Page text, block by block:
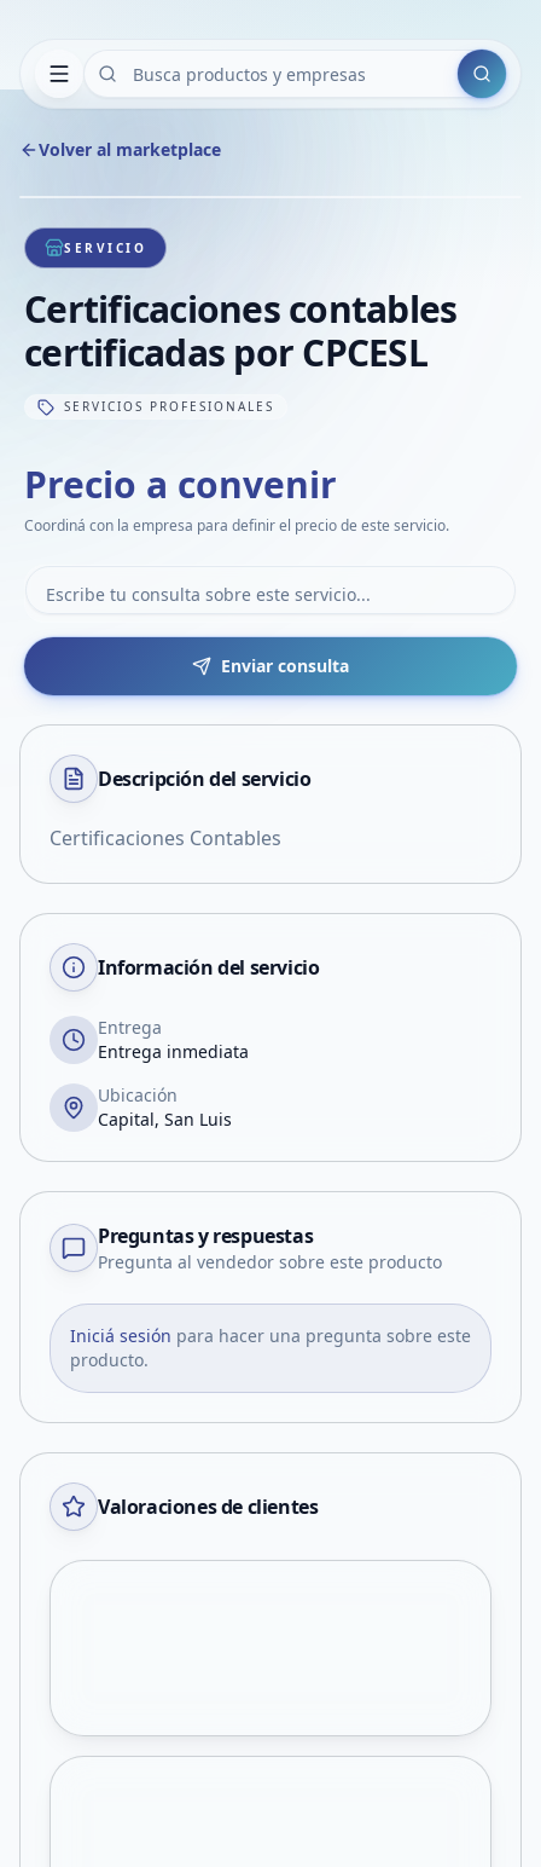
Buscar
Volver al marketplace
1/1
SERVICIO
Certificaciones contables
certificadas por CPCESL
SERVICIOS PROFESIONALES
Precio a convenir
Coordiná con la empresa para definir el precio de este servicio.
Enviar consulta
Descripción del servicio
Certificaciones Contables
Información del servicio
Entrega
Entrega inmediata
Ubicación
Capital, San Luis
Preguntas y respuestas
Pregunta al vendedor sobre este producto
Iniciá sesión para hacer una pregunta sobre este
producto.
Valoraciones de clientes